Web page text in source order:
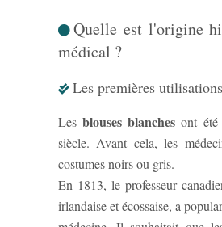
Quelle est l'origine
médical ?
Les premières
Lesblouses blanches ont
siècle. Avant cela, les
costumes noirs ou gris.
En 1813, le professeur
irlandaise et écossaise, a